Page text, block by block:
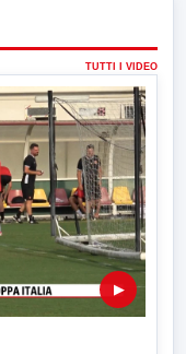
TUTTI I VIDEO
▶